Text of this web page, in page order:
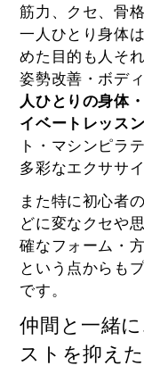
筋力、クセ、骨
一人ひとり身体
めた目的も人そ
姿勢改善・ボデ
人ひとりの身体
イベートレッス
ト・マシンピラ
多彩なエクササ
また特に初心者
どに変なクセや
確なフォーム・
という点からも
です。
仲間と一緒
ストを抑え